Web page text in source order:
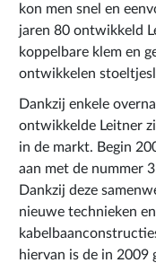
kon men snel en
jaren 80 ontwikkeld
koppelbare klem en
ontwikkelen
Dankzij enkele
ontwikkelde Leitner
in de markt. Begin
aan met de nummer
Dankzij deze
nieuwe technieken
hiervan is de in 2009